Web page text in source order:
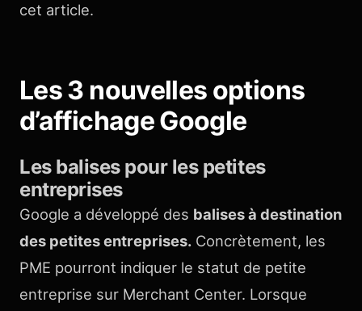
cet article.
Les 3 nouvelles options
d’affichage Google
Les balises pour les petites
entreprises
Google a développé des balises à destination
des petites entreprises. Concrètement, les
PME pourront indiquer le statut de petite
entreprise sur Merchant Center. Lorsque